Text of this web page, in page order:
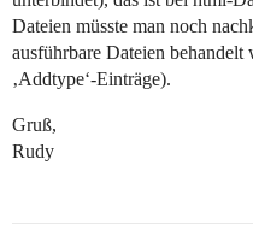
Dateien müsste man noch
ausführbare Dateien
‚Addtype‘-Einträge).
Gruß,
Rudy